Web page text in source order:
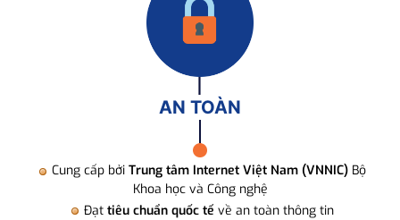
AN TOÀN
Cung cấp bởi Trung tâm Internet Việt Nam (VNNIC) Bộ
Khoa học và Công nghệ
Đạt tiêu chuẩn quốc tế về an toàn thông tin